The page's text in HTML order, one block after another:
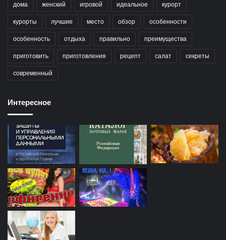
дома женский игровой идеальное курорт
курорты лучшие место обзор особенности
особенность отдыха правильно преимущества
приготовить приготовления рецепт салат секреты
современный
Интересное